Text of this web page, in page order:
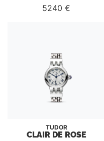
5240 €
TUDOR
CLAIR DE ROSE